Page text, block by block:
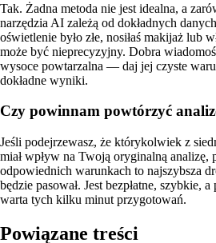
Tak. Żadna metoda nie jest idealna, a
narzędzia AI zależą od dokładnych
oświetlenie było złe, nosiłaś makijaż lub
może być nieprecyzyjny. Dobra
wysoce powtarzalna — daj jej czyste
dokładne wyniki.
Czy powinnam powtórzyć
Jeśli podejrzewasz, że którykolwiek z
miał wpływ na Twoją oryginalną analizę,
odpowiednich warunkach to najszybsza
będzie pasował. Jest bezpłatne, szybkie,
warta tych kilku minut przygotowań.
Powiązane treści